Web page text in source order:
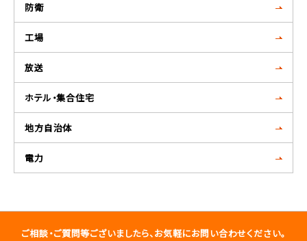
防衛
工場
放送
ホテル・集合住宅
地方自治体
電力
ご相談・ご質問等ございましたら、お気軽にお問い合わせください。